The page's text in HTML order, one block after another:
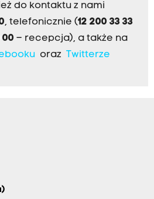
do kontaktu z nami
, telefonicznie (12 200 33 33
00 – recepcja), a także na
oraz Twitterze